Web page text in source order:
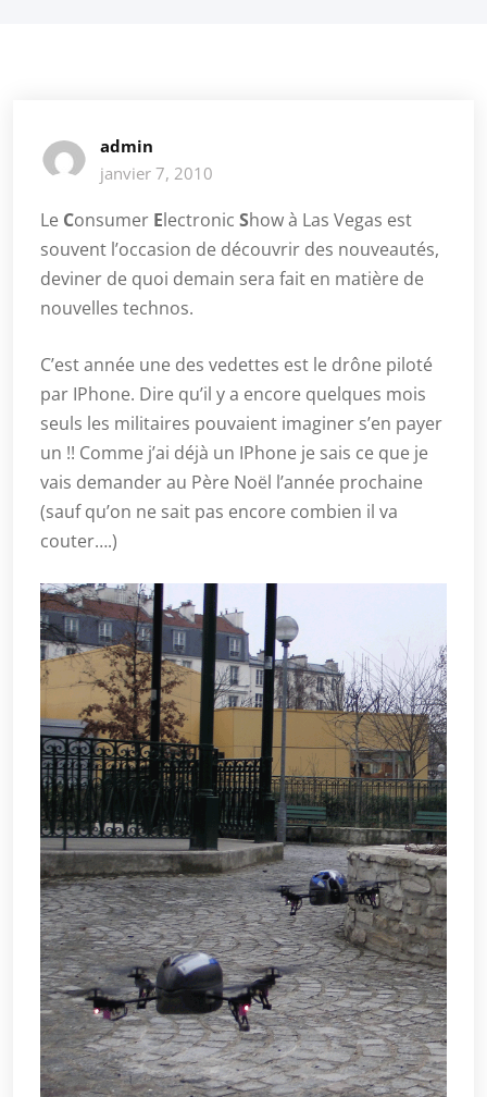
admin
janvier 7, 2010
Le Consumer Electronic Show à Las Vegas est
souvent l’occasion de découvrir des nouveautés,
deviner de quoi demain sera fait en matière de
nouvelles technos.
C’est année une des vedettes est le drône piloté
par IPhone. Dire qu’il y a encore quelques mois
seuls les militaires pouvaient imaginer s’en payer
un !! Comme j’ai déjà un IPhone je sais ce que je
vais demander au Père Noël l’année prochaine
(sauf qu’on ne sait pas encore combien il va
couter….)